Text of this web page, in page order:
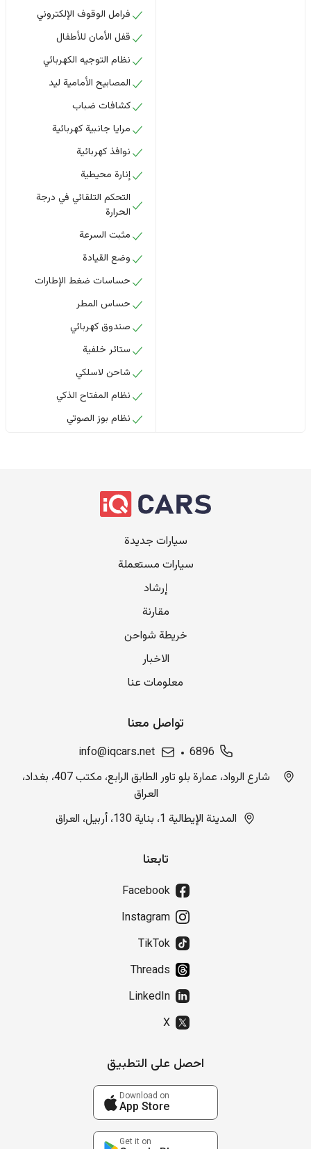
فرامل الوقوف الإلكتروني
قفل الأمان للأطفال
نظام التوجيه الكهربائي
المصابيح الأمامية ليد
كشافات ضباب
مرايا جانبية كهربائية
نوافذ كهربائية
إنارة محيطية
التحكم التلقائي في درجة
الحرارة
مثبت السرعة
وضع القيادة
حساسات ضغط الإطارات
حساس المطر
صندوق كهربائي
ستائر خلفية
شاحن لاسلكي
نظام المفتاح الذكي
نظام بوز الصوتي
سيارات جديدة
سيارات مستعملة
إرشاد
مقارنة
خريطة شواحن
الاخبار
معلومات عنا
تواصل معنا
6896
info@iqcars.net
شارع الرواد، عمارة بلو تاور الطابق الرابع، مكتب 407، بغداد،
العراق
المدينة الإيطالية 1، بناية 130، أربيل، العراق
تابعنا
Facebook
Instagram
TikTok
Threads
LinkedIn
X
احصل على التطبيق
Download on
App Store
Get it on